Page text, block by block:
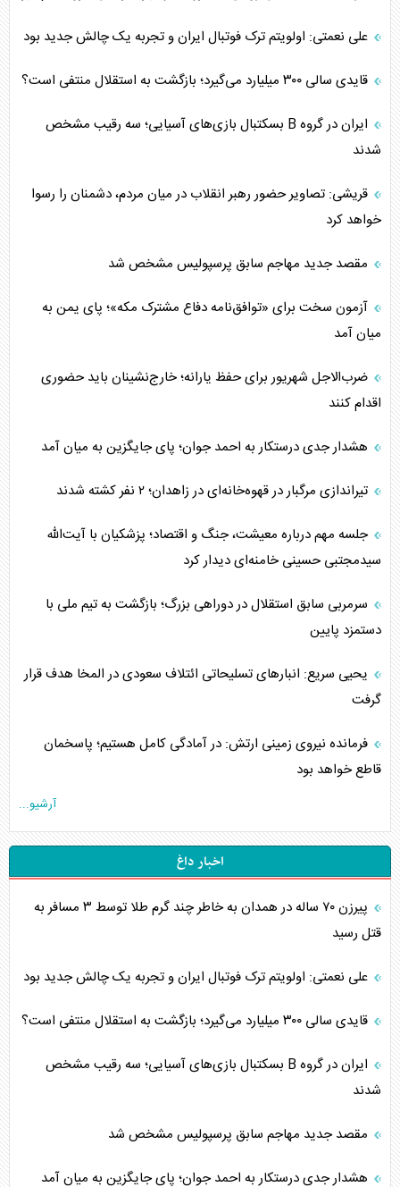
علی نعمتی: اولویتم ترک فوتبال ایران و تجربه یک چالش جدید بود
قایدی سالی ۳۰۰ میلیارد می‌گیرد؛ بازگشت به استقلال منتفی است؟
ایران در گروه B بسکتبال بازی‌های آسیایی؛ سه رقیب مشخص
شدند
قریشی: تصاویر حضور رهبر انقلاب در میان مردم، دشمنان را رسوا
خواهد کرد
مقصد جدید مهاجم سابق پرسپولیس مشخص شد
آزمون سخت برای «توافق‌نامه دفاع مشترک مکه»؛ پای یمن به
میان آمد
ضرب‌الاجل شهریور برای حفظ یارانه؛ خارج‌نشینان باید حضوری
اقدام کنند
هشدار جدی درستکار به احمد جوان؛ پای جایگزین به میان آمد
تیراندازی مرگبار در قهوه‌خانه‌ای در زاهدان؛ ۲ نفر کشته شدند
جلسه مهم درباره معیشت، جنگ و اقتصاد؛ پزشکیان با آیت‌الله
سیدمجتبی حسینی خامنه‌ای دیدار کرد
سرمربی سابق استقلال در دوراهی بزرگ؛ بازگشت به تیم ملی با
دستمزد پایین
یحیی سریع: انبارهای تسلیحاتی ائتلاف سعودی در المخا هدف قرار
گرفت
فرمانده نیروی زمینی ارتش: در آمادگی کامل هستیم؛ پاسخمان
قاطع خواهد بود
آرشیو...
اخبار داغ
پیرزن ۷۰ ساله در همدان به خاطر چند گرم طلا توسط ۳ مسافر به
قتل رسید
علی نعمتی: اولویتم ترک فوتبال ایران و تجربه یک چالش جدید بود
قایدی سالی ۳۰۰ میلیارد می‌گیرد؛ بازگشت به استقلال منتفی است؟
ایران در گروه B بسکتبال بازی‌های آسیایی؛ سه رقیب مشخص
شدند
مقصد جدید مهاجم سابق پرسپولیس مشخص شد
هشدار جدی درستکار به احمد جوان؛ پای جایگزین به میان آمد